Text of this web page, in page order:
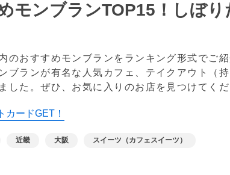
モンブランTOP15！しぼ
のおすすめモンブランをランキング形式でご
ブランが有名な人気カフェ、テイクアウト（
した。ぜひ、お気に入りのお店を見つけてく
カードGET！
近畿 大阪 スイーツ（カフェスイーツ）